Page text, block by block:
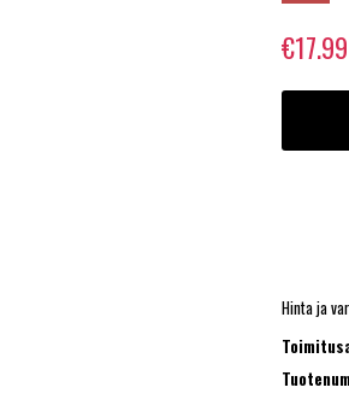
€17.99
Hinta ja